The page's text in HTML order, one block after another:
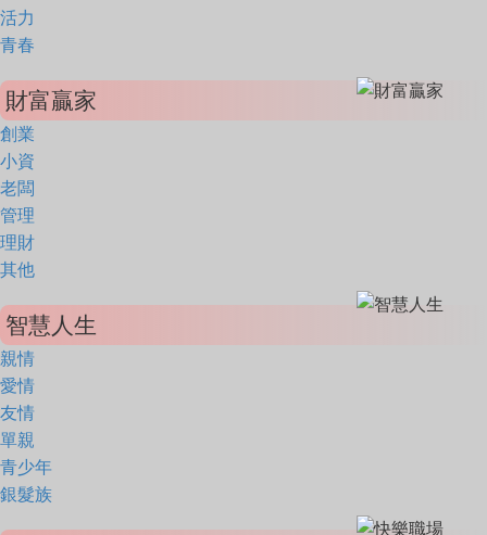
活力
青春
財富贏家
創業
小資
老闆
管理
理財
其他
智慧人生
親情
愛情
友情
單親
青少年
銀髮族